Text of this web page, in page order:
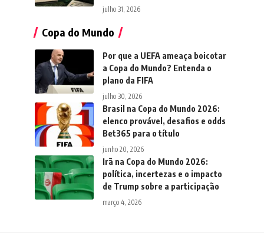
julho 31, 2026
Copa do Mundo
Por que a UEFA ameaça boicotar
a Copa do Mundo? Entenda o
plano da FIFA
julho 30, 2026
Brasil na Copa do Mundo 2026:
elenco provável, desafios e odds
Bet365 para o título
junho 20, 2026
Irã na Copa do Mundo 2026:
política, incertezas e o impacto
de Trump sobre a participação
março 4, 2026